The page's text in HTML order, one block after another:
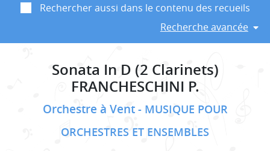
Rechercher aussi dans le contenu des recueils
Recherche avancée
Sonata In D (2 Clarinets)
FRANCHESCHINI P.
Orchestre à Vent
MUSIQUE POUR
ORCHESTRES ET ENSEMBLES